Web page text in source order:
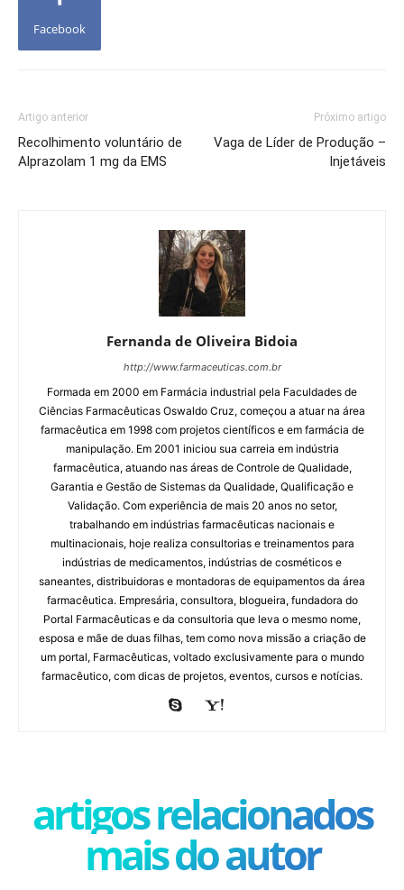
Facebook
Artigo anterior
Recolhimento voluntário de
Alprazolam 1 mg da EMS
Próximo artigo
Vaga de Líder de Produção –
Injetáveis
Fernanda de Oliveira Bidoia
http://www.farmaceuticas.com.br
Formada em 2000 em Farmácia industrial pela Faculdades de
Ciências Farmacêuticas Oswaldo Cruz, começou a atuar na área
farmacêutica em 1998 com projetos científicos e em farmácia de
manipulação. Em 2001 iniciou sua carreia em indústria
farmacêutica, atuando nas áreas de Controle de Qualidade,
Garantia e Gestão de Sistemas da Qualidade, Qualificação e
Validação. Com experiência de mais 20 anos no setor,
trabalhando em indústrias farmacêuticas nacionais e
multinacionais, hoje realiza consultorias e treinamentos para
indústrias de medicamentos, indústrias de cosméticos e
saneantes, distribuidoras e montadoras de equipamentos da área
farmacêutica. Empresária, consultora, blogueira, fundadora do
Portal Farmacêuticas e da consultoria que leva o mesmo nome,
esposa e mãe de duas filhas, tem como nova missão a criação de
um portal, Farmacêuticas, voltado exclusivamente para o mundo
farmacêutico, com dicas de projetos, eventos, cursos e notícias.
artigos relacionados
mais do autor